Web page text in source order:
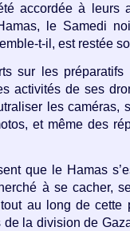
accordée à leurs
le Samedi
t-il, est restée
sur les
activités de ses
les caméras,
et même des
que le Hamas
à se cacher,
au long de cette
la division de